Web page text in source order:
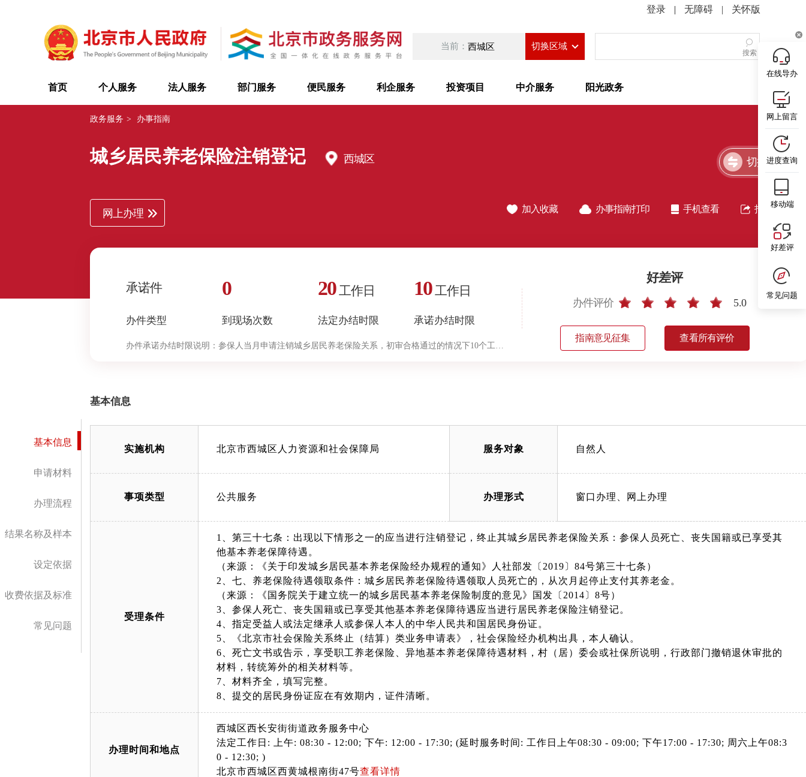
| 无障碍 | 关怀版
当前： 西城区 切换区域
搜索
首页 个人服务 法人服务 部门服务 便民服务 利企服务 投资项目 中介服务 阳光政务
政务服务 > 办事指南
城乡居民养老保险注销登记 西城区 切换简洁版
网上办理 加入收藏 办事指南打印 手机查看 指南分享
承诺件
办件类型
0
到现场次数
20工作日
法定办结时限
10工作日
承诺办结时限
好差评
办件评价 5.0
指南意见征集 查看所有评价
办件承诺办结时限说明： 参保人当月申请注销城乡居民养老保险关系，初审合格通过的情况下10个工作
基本信息
申请材料
办理流程
结果名称及样本
设定依据
收费依据及标准
常见问题
基本信息
实施机构 北京市西城区人力资源和社会保障局 服务对象 自然人
事项类型 公共服务 办理形式 窗口办理、网上办理
受理条件
1、第三十七条：出现以下情形之一的应当进行注销登记，终止其城乡居民养老保险关系：参保人员死亡、丧失国籍或已享受其
他基本养老保障待遇。
（来源：《关于印发城乡居民基本养老保险经办规程的通知》人社部发〔2019〕84号第三十七条）
2、七、养老保险待遇领取条件：城乡居民养老保险待遇领取人员死亡的，从次月起停止支付其养老金。
（来源：《国务院关于建立统一的城乡居民基本养老保险制度的意见》国发〔2014〕8号）
3、参保人死亡、丧失国籍或已享受其他基本养老保障待遇应当进行居民养老保险注销登记。
4、指定受益人或法定继承人或参保人本人的中华人民共和国居民身份证。
5、《北京市社会保险关系终止（结算）类业务申请表》，社会保险经办机构出具，本人确认。
6、死亡文书或告示，享受职工养老保险、异地基本养老保障待遇材料，村（居）委会或社保所说明，行政部门撤销退休审批的
材料，转统筹外的相关材料等。
7、材料齐全，填写完整。
8、提交的居民身份证应在有效期内，证件清晰。
办理时间和地点
西城区西长安街街道政务服务中心
法定工作日: 上午: 08:30 - 12:00; 下午: 12:00 - 17:30; (延时服务时间: 工作日上午08:30 - 09:00; 下午17:00 - 17:30; 周六上午08:3
0 - 12:30; )
北京市西城区西黄城根南街47号查看详情
在线导办
网上留言
进度查询
移动端
好差评
常见问题